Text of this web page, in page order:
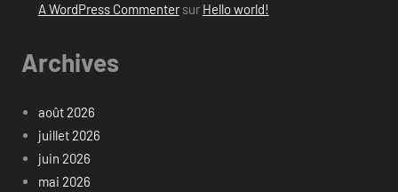
A WordPress Commentersur Hello world!
Archives
août 2026
juillet 2026
juin 2026
mai 2026